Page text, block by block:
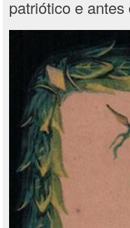
patriótico e